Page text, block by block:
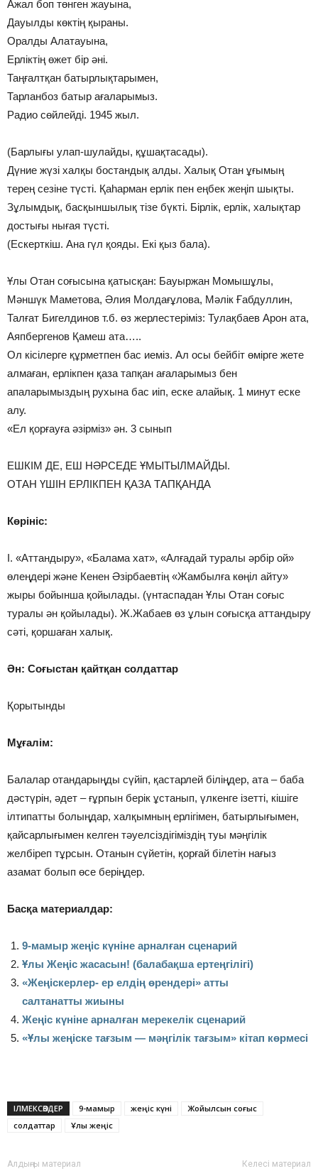
Ажал боп төнген жауына,
Дауылды көктің қыраны.
Оралды Алатауына,
Ерліктің өжет бір әні.
Таңғалтқан батырлықтарымен,
Тарланбоз батыр ағаларымыз.
Радио сөйлейді. 1945 жыл.
(Барлығы улап-шулайды, құшақтасады).
Дүние жүзі халқы бостандық алды. Халық Отан ұғымың
терең сезіне түсті. Қаһарман ерлік пен еңбек жеңіп шықты.
Зұлымдық, басқыншылық тізе бүкті. Бірлік, ерлік, халықтар
достығы нығая түсті.
(Ескерткіш. Ана гүл қояды. Екі қыз бала).
Ұлы Отан соғысына қатысқан: Бауыржан Момышұлы,
Мәншүк Маметова, Әлия Молдағұлова, Мәлік Ғабдуллин,
Талғат Бигелдинов т.б. өз жерлестеріміз: Тулақбаев Арон ата,
Аяпбергенов Қамеш ата…..
Ол кісілерге құрметпен бас иеміз. Ал осы бейбіт өмірге жете
алмаған, ерлікпен қаза тапқан ағаларымыз бен
апаларымыздың рухына бас иіп, еске алайық. 1 минут еске
алу.
«Ел қорғауға әзірміз» ән. 3 сынып
ЕШКІМ ДЕ, ЕШ НӘРСЕДЕ ҰМЫТЫЛМАЙДЫ.
ОТАН ҮШІН ЕРЛІКПЕН ҚАЗА ТАПҚАНДА
Көрініс:
І. «Аттандыру», «Балама хат», «Алғадай туралы әрбір ой»
өлеңдері және Кенен Әзірбаевтің «Жамбылға көңіл айту»
жыры бойынша қойылады. (үнтаспадан Ұлы Отан соғыс
туралы ән қойылады). Ж.Жабаев өз ұлын соғысқа аттандыру
сәті, қоршаған халық.
Ән: Соғыстан қайтқан солдаттар
Қорытынды
Мұғалім:
Балалар отандарыңды сүйіп, қастарлей біліңдер, ата – баба
дәстүрін, әдет – ғұрпын берік ұстанып, үлкенге ізетті, кішіге
ілтипатты болыңдар, халқымның ерлігімен, батырлығымен,
қайсарлығымен келген тәуелсіздігіміздің туы мәңгілік
желбіреп тұрсын. Отанын сүйетін, қорғай білетін нағыз
азамат болып өсе беріңдер.
Басқа материалдар:
9-мамыр жеңіс күніне арналған сценарий
Ұлы Жеңіс жасасын! (балабақша ертеңгілігі)
«Жеңіскерлер- ер елдің өрендері» атты
салтанатты жиыны
Жеңіс күніне арналған мерекелік сценарий
«Ұлы жеңіске тағзым — мәңгілік тағзым» кітап көрмесі
ІЛМЕКСӨЗДЕР 9-мамыр жеңіс күні
Жойылсын соғыс
солдаттар
Ұлы жеңіс
Алдыңғы материал Келесі материал